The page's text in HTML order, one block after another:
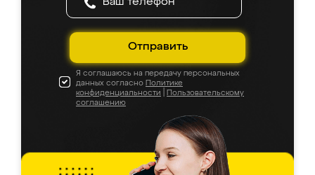
Отправить
Я соглашаюсь на передачу персональных
данных согласно Политике
конфиденциальности
Пользовательскому
соглашению